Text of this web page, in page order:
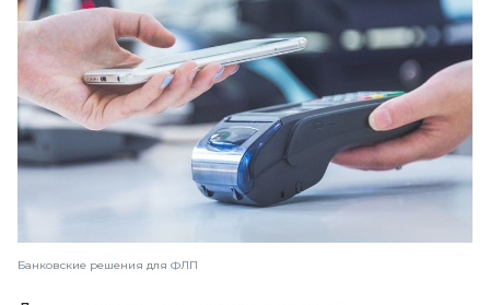
Банковские решения для ФЛП